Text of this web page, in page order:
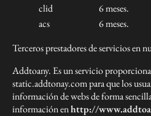
clid
6 meses.
acs
6 meses.
Terceros prestadores de servicios en
Addtoany. Es un servicio
static.addtonay.com para que los
información de webs de forma
información enhttp://